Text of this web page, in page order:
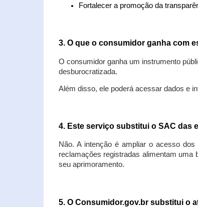
Fortalecer a promoção da
3. O que o consumidor ganha com
O consumidor ganha um instrumento
desburocratizada.
Além disso, ele poderá acessar dados e
4. Este serviço substitui o SAC das
Não. A intenção é ampliar o acesso
reclamações registradas alimentam uma
seu aprimoramento.
5. O Consumidor.gov.br substitui o